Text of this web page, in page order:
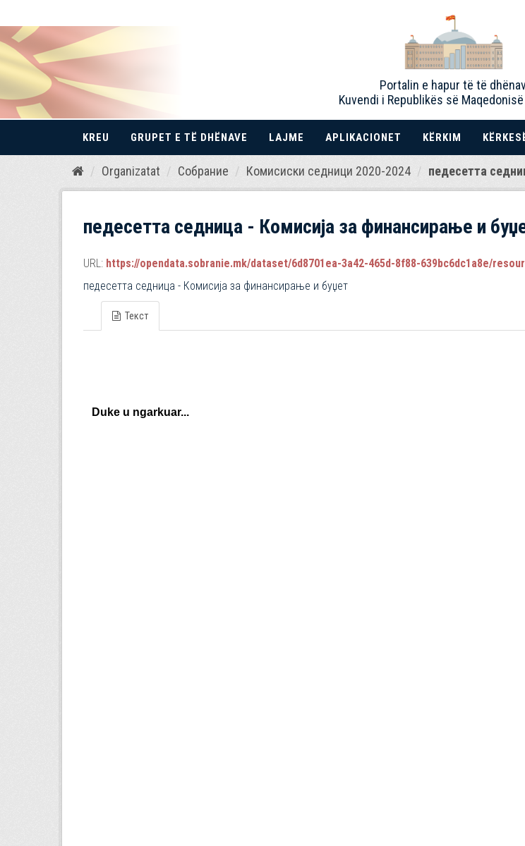
Kalo
Portalin e hapur të të
Kuvendi i Republikës së
KREU GRUPET E TË DHËNAVE LAJME APLIKACIONET KËRKIM
Organizatat Собрание Комисиски седници 2020-2024 педесетта
педесетта седница - Комисија за финансирање и
URL: https://opendata.sobranie.mk/dataset/6d8701ea-3a42-465d-8f88-639bc6dc1a8e/
педесетта седница - Комисија за финансирање и буџет
Текст